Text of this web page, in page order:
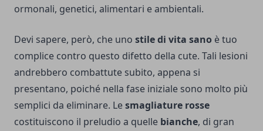
ormonali, genetici, alimentari e ambientali.
Devi sapere, però, che uno stile di vita sano è tuo
complice contro questo difetto della cute. Tali lesioni
andrebbero combattute subito, appena si
presentano, poiché nella fase iniziale sono molto più
semplici da eliminare. Lesmagliature rosse
costituiscono il preludio a quelle bianche, di gran